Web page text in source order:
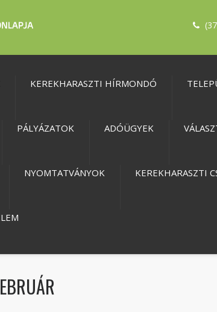
KEREKHARASZTI HÍRMONDÓ
PÁLYÁZATOK ADÓÜGYEK
NYOMTATVÁNYOK KEREKHARASZTI